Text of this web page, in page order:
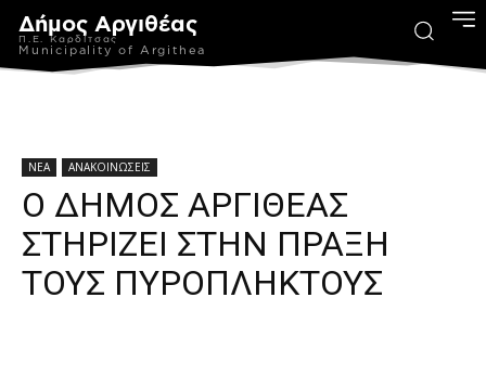
Δήμος Αργιθέας
Π.Ε. Καρδίτσας
Municipality of Argithea
ΝΕΑ ΑΝΑΚΟΙΝΩΣΕΙΣ
Ο ΔΗΜΟΣ ΑΡΓΙΘΕΑΣ
ΣΤΗΡΙΖΕΙ ΣΤΗΝ ΠΡΑΞΗ
ΤΟΥΣ ΠΥΡΟΠΛΗΚΤΟΥΣ